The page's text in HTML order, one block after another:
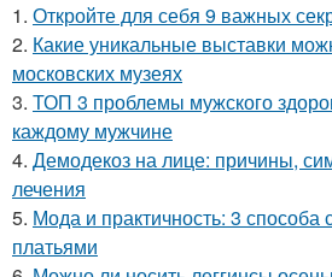
1. Откройте для себя 9 важных
2. Какие уникальные выставки
московских музеях
3. ТОП 3 проблемы мужского
каждому мужчине
4. Демодекоз на лице: причины,
лечения
5. Мода и практичность: 3 способа
платьями